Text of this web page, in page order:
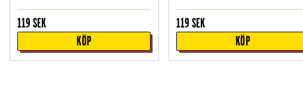
119 SEK
KÖP
119 SEK
KÖP